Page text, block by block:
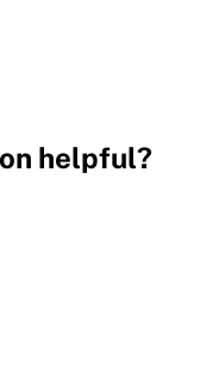
helpful?